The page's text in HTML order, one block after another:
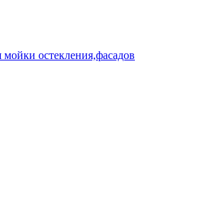
мойки остекления,фасадов